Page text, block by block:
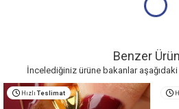
Benzer
İncelediğiniz ürüne bakanlar
Hızlı Teslimat